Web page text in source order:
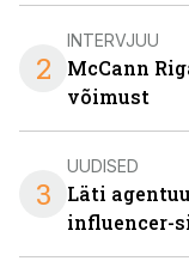
2
INTERVJUU
McCann
võimust
3
UUDISED
Läti
influencer-